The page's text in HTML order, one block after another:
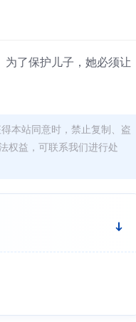
了保护儿子，她必须让
本站同意时，禁止复制、盗
权益，可联系我们进行处